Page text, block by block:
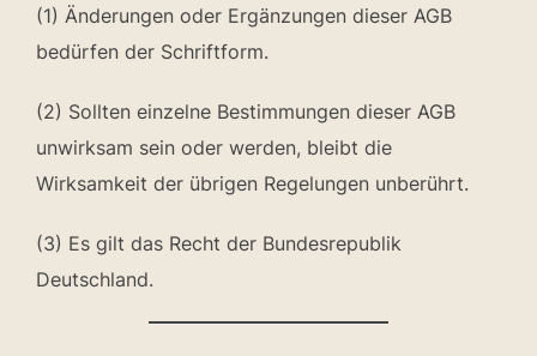
(1) Änderungen oder Ergänzungen dieser AGB
bedürfen der Schriftform.
(2) Sollten einzelne Bestimmungen dieser AGB
unwirksam sein oder werden, bleibt die
Wirksamkeit der übrigen Regelungen unberührt.
(3) Es gilt das Recht der Bundesrepublik
Deutschland.